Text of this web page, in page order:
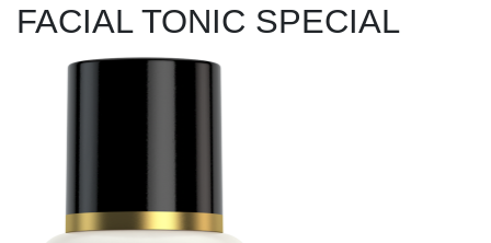
FACIAL TONIC SPECIAL